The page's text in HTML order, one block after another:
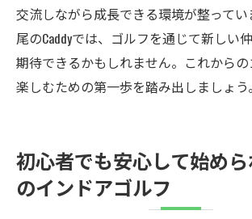
交流しながら成長できる環境が整って
尾のCaddyでは、ゴルフを通じて新しい
期待できるかもしれません。これから
楽しむための第一歩を踏み出しましょう。
初心者でも安心して始めら
のインドアゴルフ